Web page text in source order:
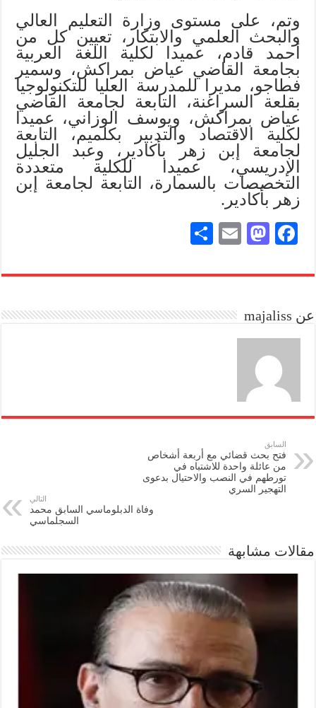
وتم، على مستوى وزارة التعليم العالي
والبحث العلمي والابتكار، تعيين كل من
أحمد قادم، عميدا لكلية اللغة العربية
بجامعة القاضي عياض بمراكش، وسمير
فطاجو، مديرا للمدرسة العليا للتكنولوجيا
بقلعة السراغنة، التابعة لجامعة القاضي
عياض بمراكش، ويوسف الوزاني، عميدا
لكلية الاقتصاد والتدبير بكلميم، التابعة
لجامعة إبن زهر بأكادير، وعبد الجليل
الإدريسي، عميدا للكلية متعددة
التخصصات بالسمارة، التابعة لجامعة إبن
زهر بأكادير.
Fa
bo
M
to
n
E
ail
re
عن majaliss
السابق
فتح بحث قضائي مع أربعة أشخاص
من عائلة واحدة للاشتباه في
تورطهم في النصب والاحتيال بدعوى
التهجير السري
التالي
وفاة الدبلوماسي السابق محمد
السجلماسي
مقالات مشابهة